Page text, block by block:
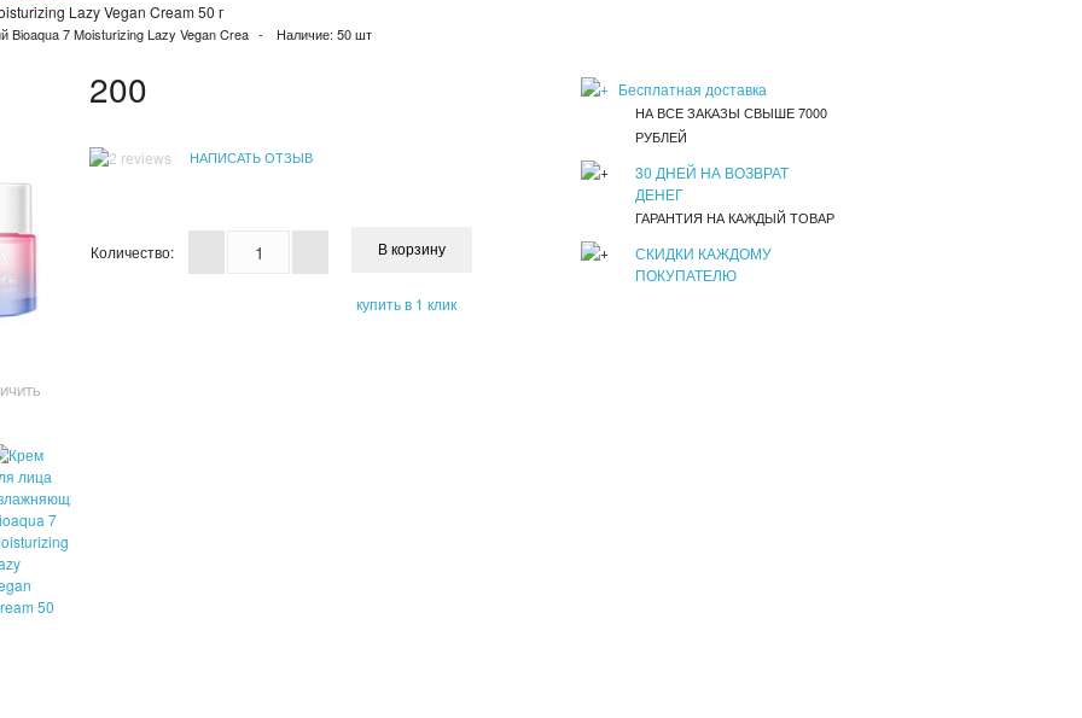
Lazy Vegan Cream 50 г
7 Moisturizing Lazy Vegan Crea Наличие: 50 шт
200
НАПИСАТЬ ОТЗЫВ
Количество:
купить в 1 клик
Бесплатная доставка
НА ВСЕ ЗАКАЗЫ СВЫШЕ 7000
РУБЛЕЙ
30 ДНЕЙ НА ВОЗВРАТ
ДЕНЕГ
ГАРАНТИЯ НА КАЖДЫЙ ТОВАР
СКИДКИ КАЖДОМУ
ПОКУПАТЕЛЮ